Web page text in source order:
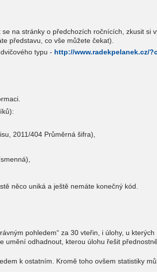
na stránky o předchozích ročnících, zkusit si
představu, co vše můžete čekat).
typu - http://www.radekpelanek.cz/
2011/404 Průměrná šifra),
něco uniká a ještě nemáte konečný kód.
pohledem“ za 30 vteřin, i úlohy, u kterých
umění odhadnout, kterou úlohu řešit
k ostatním. Kromě toho ovšem statistiky